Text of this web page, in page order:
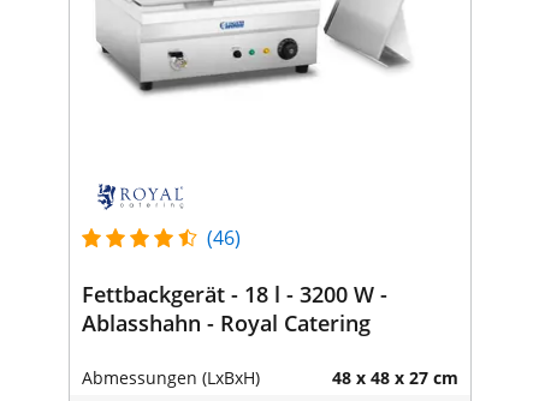
(46)
Fettbackgerät - 18 l - 3200 W -
Ablasshahn - Royal Catering
Abmessungen (LxBxH) 48 x 48 x 27 cm